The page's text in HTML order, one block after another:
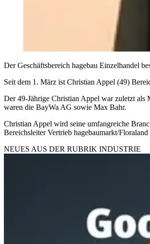
Der Geschäftsbereich hagebau Einzelhandel
Seit dem 1. März ist Christian Appel (49)
Der 49-Jährige Christian Appel war zuletzt als
waren die BayWa AG sowie Max Bahr.
Christian Appel wird seine umfangreiche
Bereichsleiter Vertrieb hagebaumarkt/
NEUES AUS DER RUBRIK INDUSTRIE